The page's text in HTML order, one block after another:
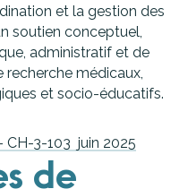
et la gestion des
soutien conceptuel,
administratif et de
recherche médicaux,
et socio-éducatifs.
CH-3-103 juin 2025
de